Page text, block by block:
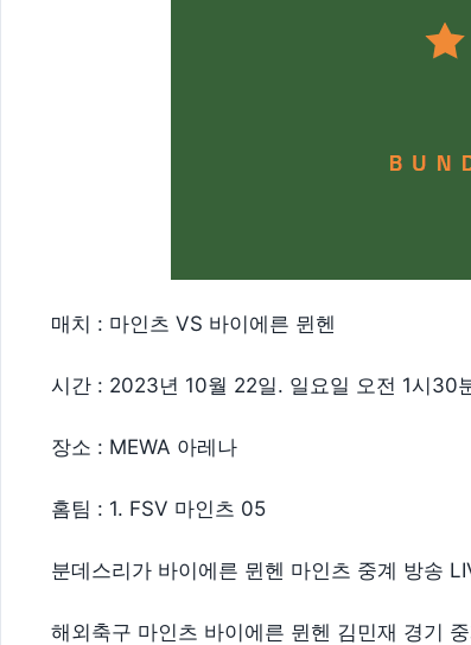
매치 : 마인츠 VS 바이에른 뮌헨
시간 : 2023년 10월 22일. 일요일 오전 1시30
장소 : MEWA 아레나
홈팀 : 1. FSV 마인츠 05
분데스리가 바이에른 뮌헨 마인츠 중계 방송
해외축구 마인츠 바이에른 뮌헨 김민재 경기